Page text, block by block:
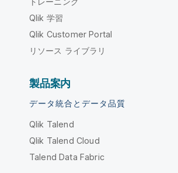
Qlik 学習
Qlik Customer Portal
リソース ライブラリ
製品案内
データ統合とデータ品質
Qlik Talend
Qlik Talend Cloud
Talend Data Fabric